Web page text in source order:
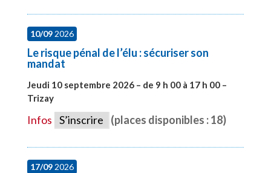
10/092026
Le risque pénal de l’élu : sécuriser son
mandat
Jeudi 10 septembre 2026 – de 9 h 00 à 17 h 00 –
Trizay
Infos S’inscrire (places disponibles : 18)
17/092026